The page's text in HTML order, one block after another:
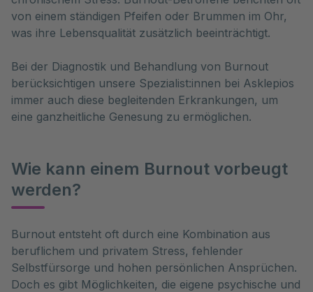
von einem ständigen Pfeifen oder Brummen im Ohr,
was ihre Lebensqualität zusätzlich beeinträchtigt.
Bei der Diagnostik und Behandlung von Burnout
berücksichtigen unsere Spezialist:innen bei Asklepios
immer auch diese begleitenden Erkrankungen, um
eine ganzheitliche Genesung zu ermöglichen.
Wie kann einem Burnout vorbeugt
werden?
Burnout entsteht oft durch eine Kombination aus
beruflichem und privatem Stress, fehlender
Selbstfürsorge und hohen persönlichen Ansprüchen.
Doch es gibt Möglichkeiten, die eigene psychische und